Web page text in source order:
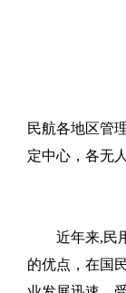
民航各地区管
定中心，各无
近年来,民
的优点，在国